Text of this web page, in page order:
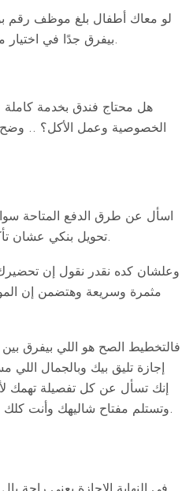
لو معاك أطفال بلغ موظف رقم
بيفرق جدًا في اختيار مساحة الشاليه وسعره النهائي.
هل محتاج فندق بخدمة
الخصوصية وعمل الأكل؟ ..
تحويل بنكي عشان تأكد حجزك فوراً وتضمن مكانك.
وعلشان كده نقدر نقول إن
مثمرة وسريعة وهتضمن إن
فالتخطيط الصح هو اللي بيفرق
إجازة تليق بيك وبالجمال
إنك تسأل عن كل تفصيلة تهمك
وتستلم مفتاح شاليهك وأنت كلك حماس لبداية أحلى أيام السنة.